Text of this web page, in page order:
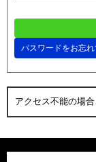
パスワードをお忘れ
アクセス不能の場合